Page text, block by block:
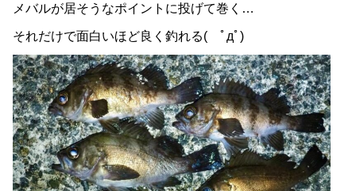
メバルが居そうなポイントに投げて巻く…
それだけで面白いほど良く釣れる( ﾟдﾟ)